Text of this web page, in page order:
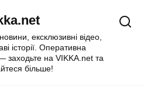
ексклюзивні відео,
історії. Оперативна
заходьте на VIKKA.net та
більше!